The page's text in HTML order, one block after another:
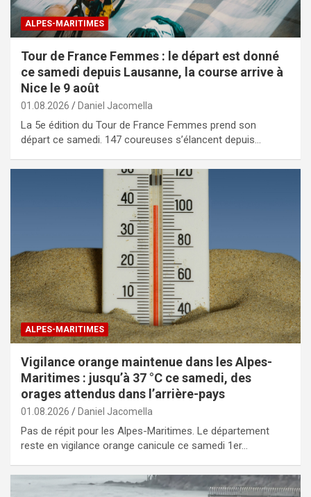
ALPES-MARITIMES
Tour de France Femmes : le départ est donné
ce samedi depuis Lausanne, la course arrive à
Nice le 9 août
01.08.2026 Daniel Jacomella
La 5e édition du Tour de France Femmes prend son
départ ce samedi. 147 coureuses s’élancent depuis…
ALPES-MARITIMES
Vigilance orange maintenue dans les Alpes-
Maritimes : jusqu’à 37 °C ce samedi, des
orages attendus dans l’arrière-pays
01.08.2026 Daniel Jacomella
Pas de répit pour les Alpes-Maritimes. Le département
reste en vigilance orange canicule ce samedi 1er…